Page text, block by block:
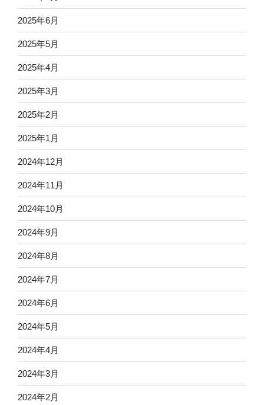
2025年6月
2025年5月
2025年4月
2025年3月
2025年2月
2025年1月
2024年12月
2024年11月
2024年10月
2024年9月
2024年8月
2024年7月
2024年6月
2024年5月
2024年4月
2024年3月
2024年2月